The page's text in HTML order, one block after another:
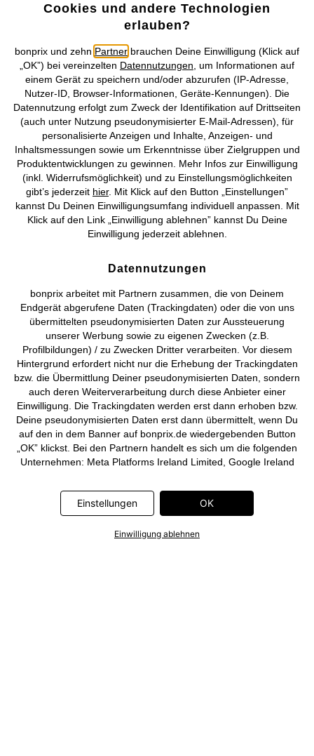
Topkategorien / Saisonales
Mehr von bonprix auf
Preisangaben inkl. gesetzl. MwSt. und zzgl. Service- &
Versandkosten
AGB Datenschutz Cookie-Einstellungen Impressum
Vertrag widerrufen
2026 bonprix.Alle Rechte vorbehalten.
Deutsch Français
Cookies und andere Technologien
erlauben?
bonprix und zehn Partner brauchen Deine Einwilligung (Klick auf
„OK”) bei vereinzelten Datennutzungen , um Informationen auf
einem Gerät zu speichern und/oder abzurufen (IP-Adresse,
Nutzer-ID, Browser-Informationen, Geräte-Kennungen). Die
Datennutzung erfolgt zum Zweck der Identifikation auf Drittseiten
(auch unter Nutzung pseudonymisierter E-Mail-Adressen), für
personalisierte Anzeigen und Inhalte, Anzeigen- und
Inhaltsmessungen sowie um Erkenntnisse über Zielgruppen und
Produktentwicklungen zu gewinnen. Mehr Infos zur Einwilligung
(inkl. Widerrufsmöglichkeit) und zu Einstellungsmöglichkeiten
gibt’s jederzeit hier. Mit Klick auf den Button „Einstellungen”
kannst Du Deinen Einwilligungsumfang individuell anpassen. Mit
Klick auf den Link „Einwilligung ablehnen” kannst Du Deine
Einwilligung jederzeit ablehnen.
Datennutzungen
bonprix arbeitet mit Partnern zusammen, die von Deinem
Endgerät abgerufene Daten (Trackingdaten) oder die von uns
übermittelten pseudonymisierten Daten zur Aussteuerung
unserer Werbung sowie zu eigenen Zwecken (z.B.
Profilbildungen) / zu Zwecken Dritter verarbeiten. Vor diesem
Hintergrund erfordert nicht nur die Erhebung der Trackingdaten
bzw. die Übermittlung Deiner pseudonymisierten Daten, sondern
auch deren Weiterverarbeitung durch diese Anbieter einer
Einwilligung. Die Trackingdaten werden erst dann erhoben bzw.
Deine pseudonymisierten Daten erst dann übermittelt, wenn Du
auf den in dem Banner auf bonprix.de wiedergebenden Button
„OK” klickst. Bei den Partnern handelt es sich um die folgenden
Unternehmen: Meta Platforms Ireland Limited, Google Ireland
Limited, Criteo SA, RTB-House GmbH, Adjust GmbH, Snap
Group UK Limited, ID5 Technology Ltd, TikTok Information
Technologies UK Limited. Weitere Informationen zu den
Datenverarbeitungen durch diese Partner findest Du in der
Einstellungen OK
Einwilligung ablehnen